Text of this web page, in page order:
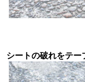
シートの破れをテー